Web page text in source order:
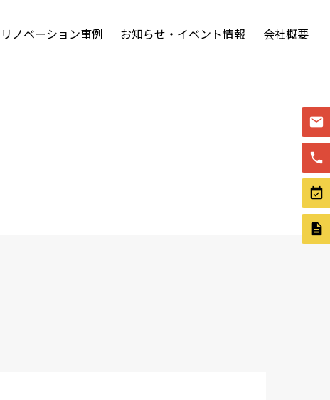
リノベーション事例 お知らせ・イベント情報 会社概要